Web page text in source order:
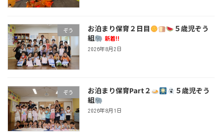
ぞう お泊まり保育２日目
５歳児ぞう
組
新着!!
2026年8月2日
ぞう お泊まり保育Part２
５歳児ぞう
組
2026年8月1日